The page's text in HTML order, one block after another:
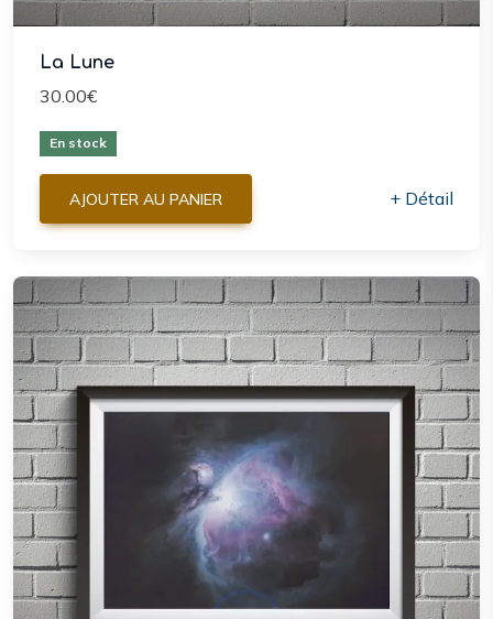
La Lune
30.00€
En stock
AJOUTER AU PANIER + Détail